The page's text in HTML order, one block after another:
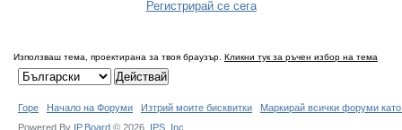
Регистрирай се сега
Използваш тема, проектирана за твоя браузър. Кликни тук за ръчен избор на тема
Горе Начало на Форуми Изтрий моите бисквитки
Маркирай всички форуми
Powered By
IP.Board © 2026 IPS, Inc